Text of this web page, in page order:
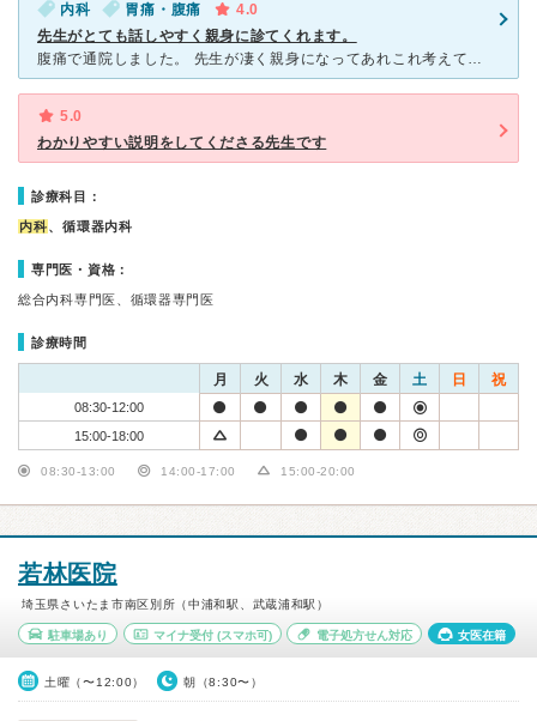
内科 胃痛・腹痛
4.0
先生がとても話しやすく親身に診てくれます。
腹痛で通院しました。 先生が凄く親身になってあれこれ考えてくれて、触診して「炎症はないみたいですね良かったー」っと患者さん目線でお話して下さいます。先生の「良かった」にこちらもホッとすることができま
5.0
わかりやすい説明をしてくださる先生です
診療科目：
内科、循環器内科
専門医・資格：
総合内科専門医、循環器専門医
診療時間
月 火 水 木 金 土 日 祝
08:30-12:00
15:00-18:00
08:30-13:00 14:00-17:00 15:00-20:00
若林医院
埼玉県さいたま市南区別所（中浦和駅、武蔵浦和駅）
駐車場あり マイナ受付(スマホ可) 電子処方せん対応 女医在籍
土曜（〜12:00） 朝（8:30〜）